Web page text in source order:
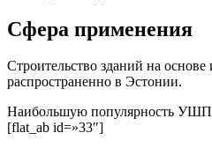
Сфера применения
Строительство зданий на
распространенно в Эстонии.
Наибольшую популярность УШП
[flat_ab id=»33″]